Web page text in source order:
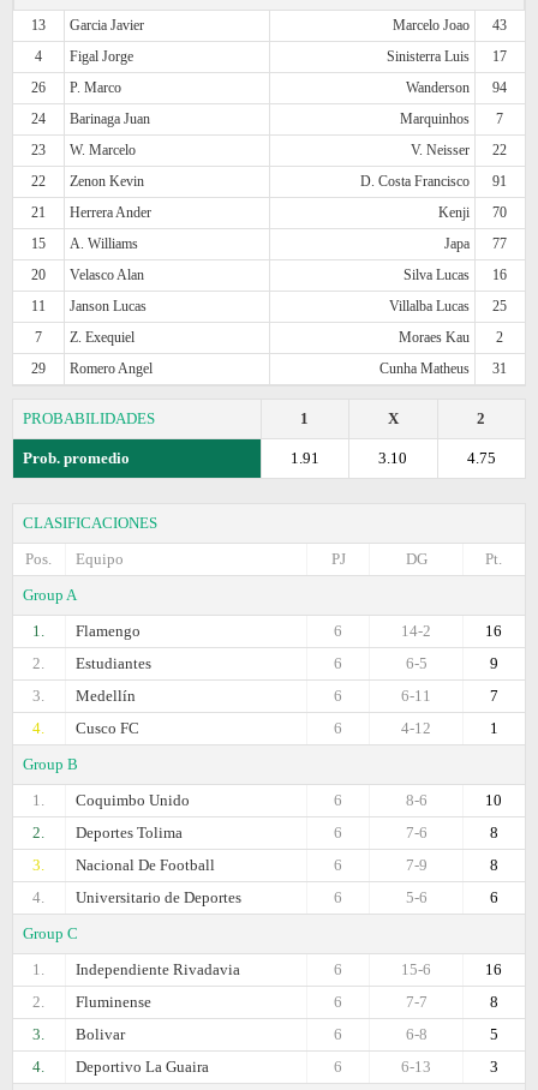
13 Garcia Javier Marcelo Joao
43
4
Figal Jorge Sinisterra Luis
17
26
P. Marco Wanderson
94
24
Barinaga Juan Marquinhos
7
23
W. Marcelo V. Neisser
22
22
Zenon Kevin D. Costa Francisco
91
21
Herrera Ander Kenji
70
15
A. Williams Japa
77
20
Velasco Alan Silva Lucas
16
11
Janson Lucas Villalba Lucas
25
7
Z. Exequiel Moraes Kau
2
29
Romero Angel Cunha Matheus 31
PROBABILIDADES 2
X
1
Prob. promedio 4.75
3.10
1.91
CLASIFICACIONES
Pos.
Equipo Pt.
DG
PJ
Group A
1.
Flamengo 16
14-2
6
2.
Estudiantes 9
6-5
6
3.
Medellín 7
6-11
6
4.
Cusco FC 1
4-12
6
Group B
1.
Coquimbo Unido 10
8-6
6
2.
Deportes Tolima 8
7-6
6
3.
Nacional De Football 8
7-9
6
4.
Universitario de Deportes 6
5-6
6
Group C
1.
Independiente Rivadavia 16
15-6
6
2.
Fluminense 8
7-7
6
3.
Bolivar 5
6-8
6
4.
Deportivo La Guaira 3
6-13
6